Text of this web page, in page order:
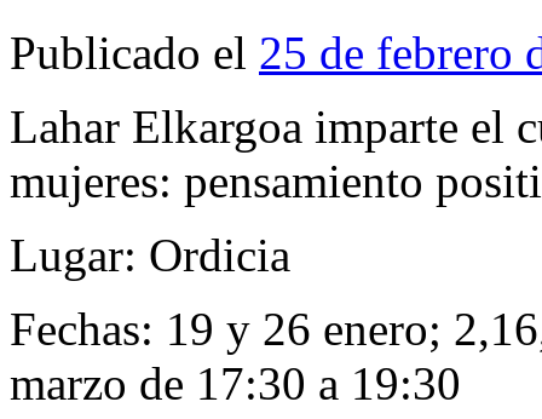
Publicado el 25 de febrero
Lahar Elkargoa imparte el
mujeres: pensamiento
Lugar: Ordicia
Fechas: 19 y 26 enero;
marzo de 17:30 a 19:30